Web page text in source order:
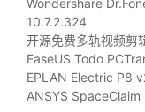
10.7.2.324
开源免费多轨视频剪
EaseUS Todo
EPLAN Electric P8
ANSYS